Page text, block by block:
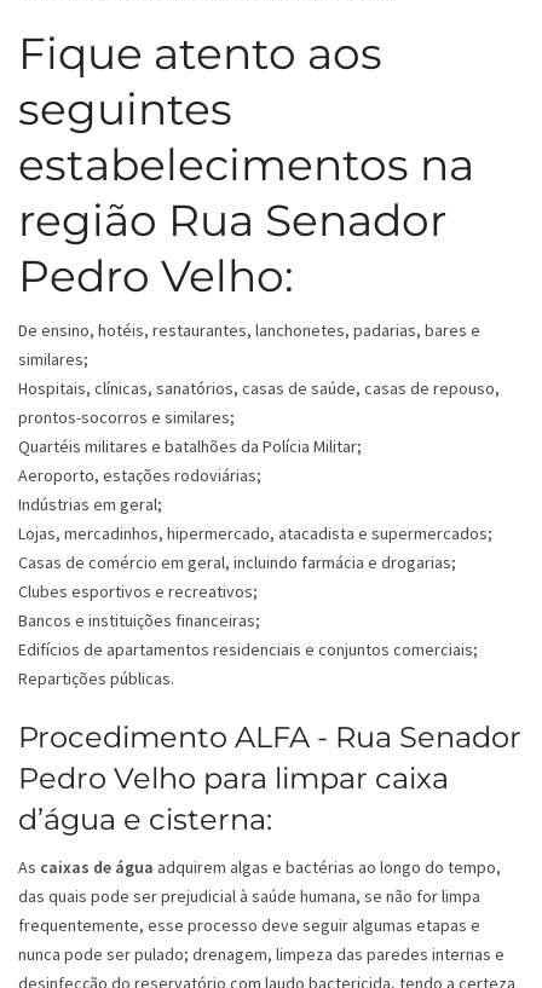
Fique atento aos
seguintes
estabelecimentos na
região Rua Senador
Pedro Velho:
De ensino, hotéis, restaurantes, lanchonetes, padarias, bares e
similares;
Hospitais, clínicas, sanatórios, casas de saúde, casas de repouso,
prontos-socorros e similares;
Quartéis militares e batalhões da Polícia Militar;
Aeroporto, estações rodoviárias;
Indústrias em geral;
Lojas, mercadinhos, hipermercado, atacadista e supermercados;
Casas de comércio em geral, incluindo farmácia e drogarias;
Clubes esportivos e recreativos;
Bancos e instituições financeiras;
Edifícios de apartamentos residenciais e conjuntos comerciais;
Repartições públicas.
Procedimento ALFA - Rua Senador
Pedro Velho para limpar caixa
d’água e cisterna:
As caixas de água adquirem algas e bactérias ao longo do tempo,
das quais pode ser prejudicial à saúde humana, se não for limpa
frequentemente, esse processo deve seguir algumas etapas e
nunca pode ser pulado; drenagem, limpeza das paredes internas e
desinfecção do reservatório com laudo bactericida, tendo a certeza